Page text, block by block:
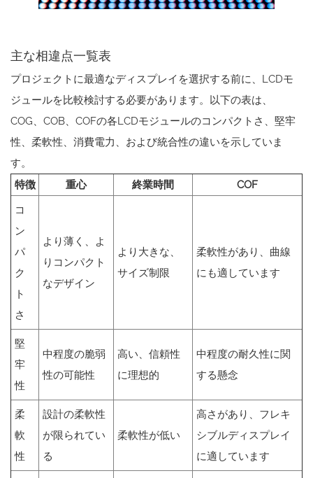
主な相違点一覧表
プロジェクトに最適なディスプレイを選択する前に、LCDモ
ジュールを比較検討する必要があります。以下の表は、
COG、COB、COFの各LCDモジュールのコンパクトさ、堅牢
性、柔軟性、消費電力、および統合性の違いを示していま
す。
特徴
重心 終業時間
COF
コ
ン
パ
ク
ト
さ
より薄く、よ
りコンパクト
なデザイン
より大きな、
サイズ制限
柔軟性があり、曲線
にも適しています
堅
牢
性
中程度の脆弱
性の可能性
高い、信頼性
に理想的
中程度の耐久性に関
する懸念
柔
軟
性
設計の柔軟性
が限られてい
る
柔軟性が低い
高さがあり、フレキ
シブルディスプレイ
に適しています